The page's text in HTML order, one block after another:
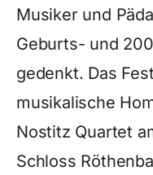
Musiker und
Geburts- und
gedenkt. Das
musikalische
Nostitz Quartet
Schloss